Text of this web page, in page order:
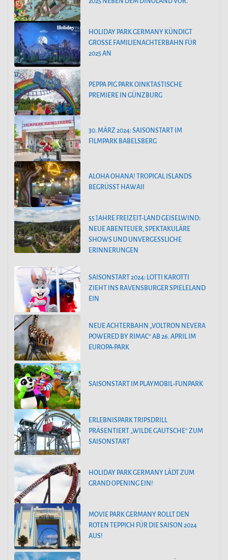
HOLIDAY PARK GERMANY KÜNDIGT
GROSSE FAMILIENACHTERBAHN FÜR 2
025 AN
PEPPA PIG PARK OINKTASTISCHE
PREMIERE IN GÜNZBURG
30. MÄRZ 2024: SAISONSTART IM
FILMPARK BABELSBERG
ALOHA OHANA! TROPICAL ISLANDS
BEGRÜSST HAWAII
55 JAHRE FREIZEIT-LAND GEISELWIND:
NEUE ABENTEUER, SPEKTAKULÄRE
SHOWS UND UNVERGESSLICHE
ERINNERUNGEN
SAISONSTART 2024: LOTTI KAROTTI
ZIEHT INS RAVENSBURGER SPIELELAND
EIN
NEUE ACHTERBAHN „VOLTRON NEVERA
POWERED BY RIMAC“ AB 26. APRIL IM
EUROPA-PARK
SAISONSTART IM PLAYMOBIL-FUNPARK
ERLEBNISPARK TRIPSDRILL
PRÄSENTIERT „WILDE GAUTSCHE“ ZUM
SAISONSTART
HOLIDAY PARK GERMANY LÄDT ZUM
GRAND OPENING EIN!
MOVIE PARK GERMANY ROLLT DEN
ROTEN TEPPICH FÜR DIE SAISON 2024
AUS!